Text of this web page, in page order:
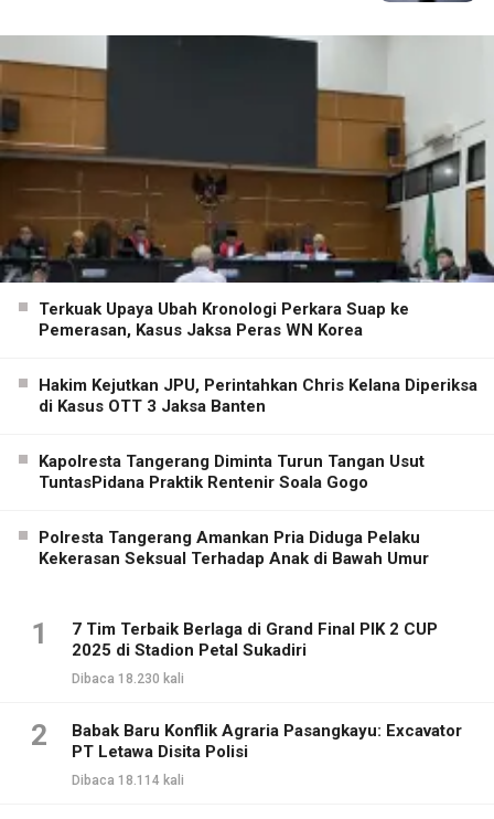
Terkuak Upaya Ubah Kronologi Perkara Suap ke
Pemerasan, Kasus Jaksa Peras WN Korea
Hakim Kejutkan JPU, Perintahkan Chris Kelana Diperiksa
di Kasus OTT 3 Jaksa Banten
Kapolresta Tangerang Diminta Turun Tangan Usut
TuntasPidana Praktik Rentenir Soala Gogo
Polresta Tangerang Amankan Pria Diduga Pelaku
Kekerasan Seksual Terhadap Anak di Bawah Umur
1
7 Tim Terbaik Berlaga di Grand Final PIK 2 CUP
2025 di Stadion Petal Sukadiri
Dibaca 18.230 kali
2
Babak Baru Konflik Agraria Pasangkayu: Excavator
PT Letawa Disita Polisi
Dibaca 18.114 kali